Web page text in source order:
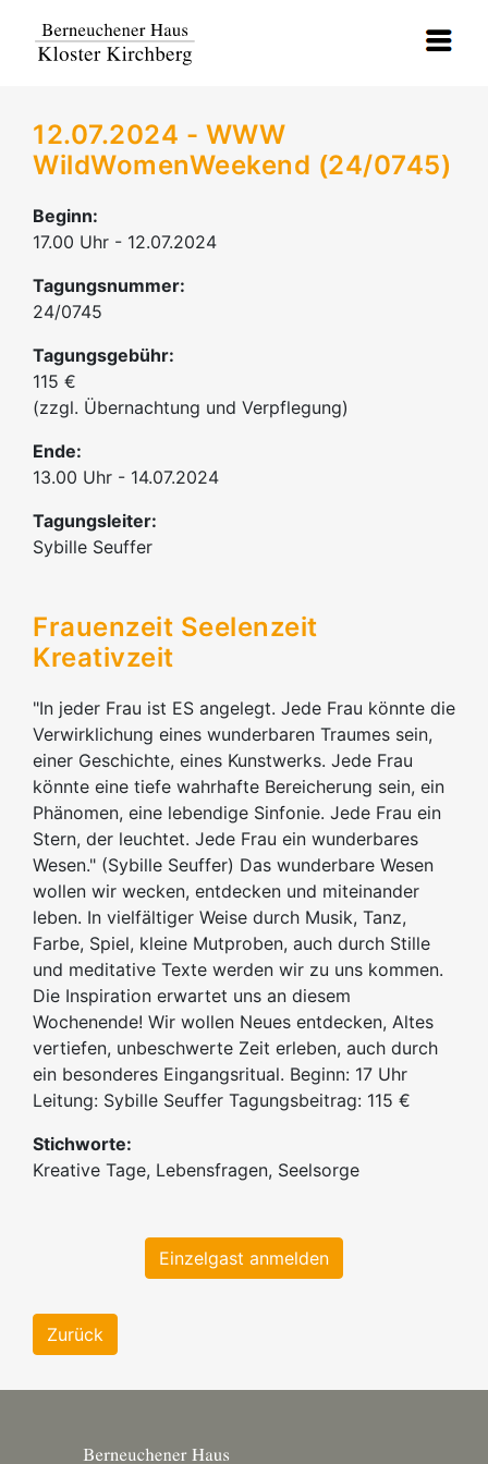
12.07.2024 - WWW
WildWomenWeekend (24/0745)
Beginn:
17.00 Uhr - 12.07.2024
Tagungsnummer:
24/0745
Tagungsgebühr:
115 €
(zzgl. Übernachtung und Verpflegung)
Ende:
13.00 Uhr - 14.07.2024
Tagungsleiter:
Sybille Seuffer
Frauenzeit Seelenzeit
Kreativzeit
"In jeder Frau ist ES angelegt. Jede Frau könnte die
Verwirklichung eines wunderbaren Traumes sein,
einer Geschichte, eines Kunstwerks. Jede Frau
könnte eine tiefe wahrhafte Bereicherung sein, ein
Phänomen, eine lebendige Sinfonie. Jede Frau ein
Stern, der leuchtet. Jede Frau ein wunderbares
Wesen." (Sybille Seuffer) Das wunderbare Wesen
wollen wir wecken, entdecken und miteinander
leben. In vielfältiger Weise durch Musik, Tanz,
Farbe, Spiel, kleine Mutproben, auch durch Stille
und meditative Texte werden wir zu uns kommen.
Die Inspiration erwartet uns an diesem
Wochenende! Wir wollen Neues entdecken, Altes
vertiefen, unbeschwerte Zeit erleben, auch durch
ein besonderes Eingangsritual. Beginn: 17 Uhr
Leitung: Sybille Seuffer Tagungsbeitrag: 115 €
Stichworte:
Kreative Tage, Lebensfragen, Seelsorge
Einzelgast anmelden
Zurück